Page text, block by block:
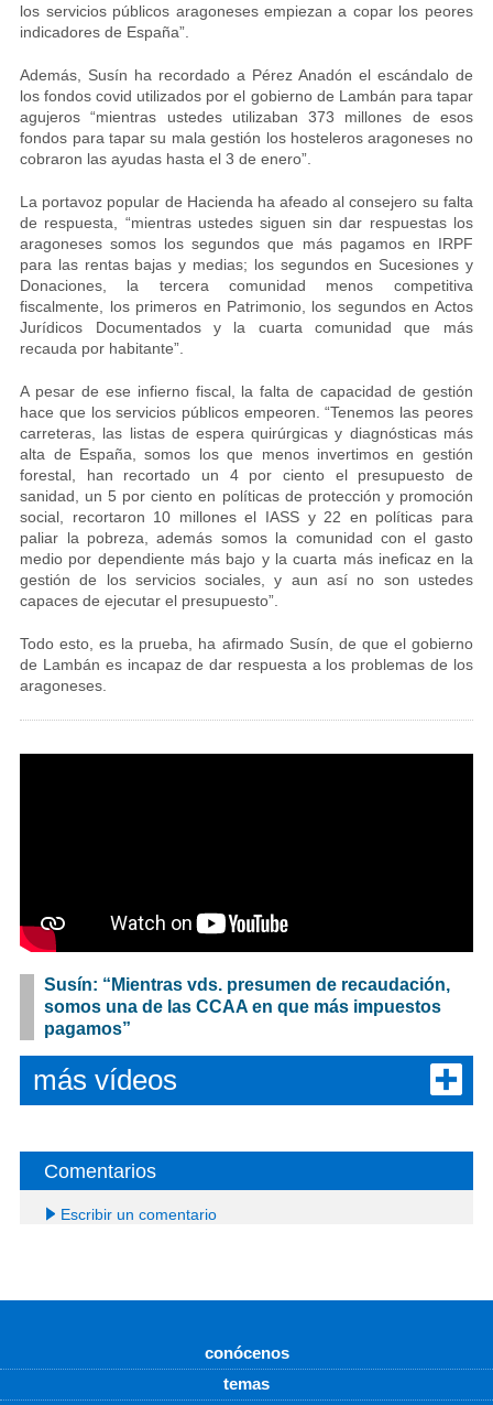
los servicios públicos aragoneses empiezan a copar los peores
indicadores de España”.
Además, Susín ha recordado a Pérez Anadón el escándalo de
los fondos covid utilizados por el gobierno de Lambán para tapar
agujeros “mientras ustedes utilizaban 373 millones de esos
fondos para tapar su mala gestión los hosteleros aragoneses no
cobraron las ayudas hasta el 3 de enero”.
La portavoz popular de Hacienda ha afeado al consejero su falta
de respuesta, “mientras ustedes siguen sin dar respuestas los
aragoneses somos los segundos que más pagamos en IRPF
para las rentas bajas y medias; los segundos en Sucesiones y
Donaciones, la tercera comunidad menos competitiva
fiscalmente, los primeros en Patrimonio, los segundos en Actos
Jurídicos Documentados y la cuarta comunidad que más
recauda por habitante”.
A pesar de ese infierno fiscal, la falta de capacidad de gestión
hace que los servicios públicos empeoren. “Tenemos las peores
carreteras, las listas de espera quirúrgicas y diagnósticas más
alta de España, somos los que menos invertimos en gestión
forestal, han recortado un 4 por ciento el presupuesto de
sanidad, un 5 por ciento en políticas de protección y promoción
social, recortaron 10 millones el IASS y 22 en políticas para
paliar la pobreza, además somos la comunidad con el gasto
medio por dependiente más bajo y la cuarta más ineficaz en la
gestión de los servicios sociales, y aun así no son ustedes
capaces de ejecutar el presupuesto”.
Todo esto, es la prueba, ha afirmado Susín, de que el gobierno
de Lambán es incapaz de dar respuesta a los problemas de los
aragoneses.
Susín: “Mientras vds. presumen de recaudación,
somos una de las CCAA en que más impuestos
pagamos”
más vídeos
Comentarios
Escribir un comentario
conócenos
temas